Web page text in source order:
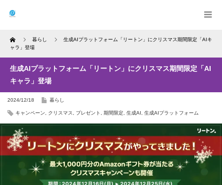
Home 暮らし
生成AIプラットフォーム「リートン」にクリスマス期間限定「AIキ
ャラ」登場
生成AIプラットフォーム「リートン」にクリスマス期間限定「AI
キャラ」登場
2024/12/18 暮らし
キャンペーン クリスマス プレゼント 期間限定 生成AI 生成AIプラットフォーム